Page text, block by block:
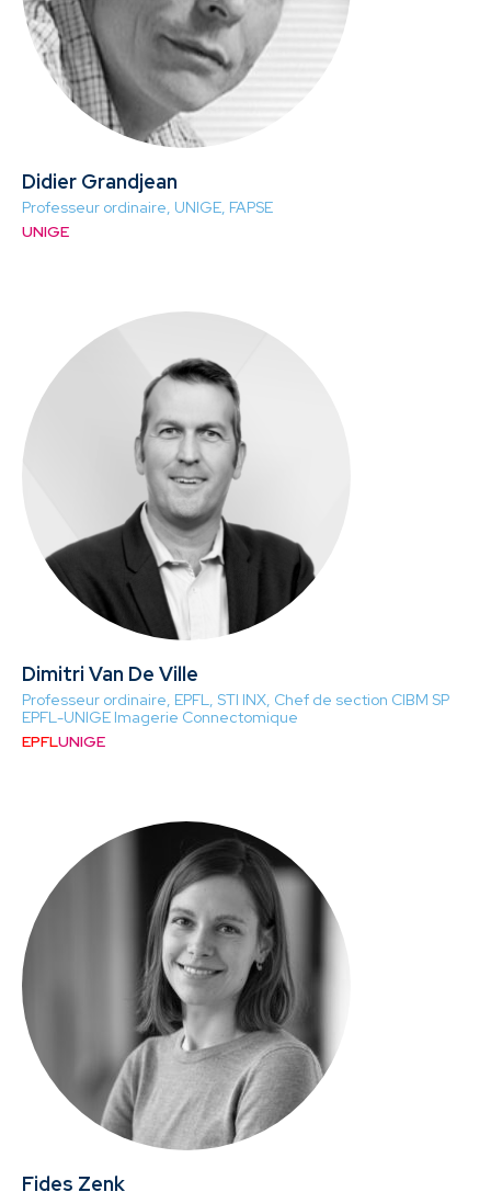
Didier Grandjean
Professeur ordinaire, UNIGE, FAPSE
UNIGE
Dimitri Van De Ville
Professeur ordinaire, EPFL, STI INX, Chef de section CIBM SP
EPFL-UNIGE Imagerie Connectomique
EPFLUNIGE
Fides Zenk